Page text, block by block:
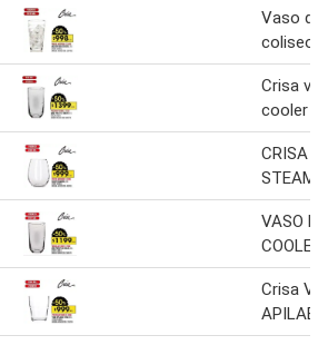
Vaso de
coliseo
Crisa
cooler
CRISA
VASO
Crisa